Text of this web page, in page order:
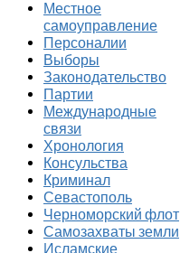
Местное
самоуправление
Персоналии
Выборы
Законодательство
Партии
Международные
связи
Хронология
Консульства
Криминал
Севастополь
Черноморский флот
Самозахваты земли
Исламские